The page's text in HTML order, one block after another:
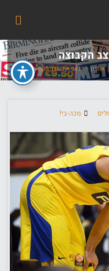
הקבוצה
אוחיון – כואב את מצב הקבוצה
מכה-בי!